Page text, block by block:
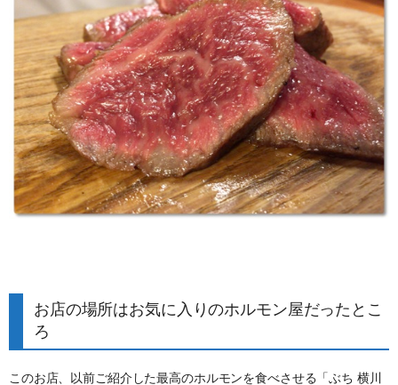
お店の場所はお気に入りのホルモン屋だったとこ
ろ
このお店、以前ご紹介した最高のホルモンを食べさせる「ぶち 横川